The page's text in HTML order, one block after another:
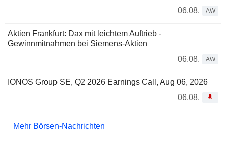
06.08.
AW
Aktien Frankfurt: Dax mit leichtem Auftrieb -
Gewinnmitnahmen bei Siemens-Aktien
06.08.
AW
IONOS Group SE, Q2 2026 Earnings Call, Aug 06, 2026
06.08.
Mehr Börsen-Nachrichten